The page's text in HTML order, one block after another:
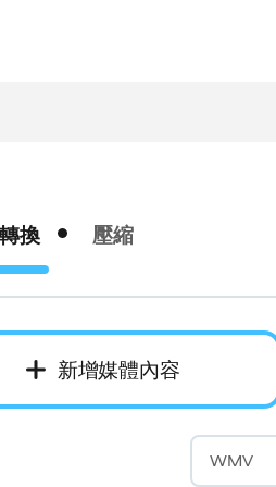
轉換 壓縮
新增媒體內容
WMV